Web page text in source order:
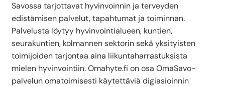
Savossa tarjottavat hyvinvoinnin ja terveyden
edistämisen palvelut, tapahtumat ja toiminnan.
Palvelusta löytyy hyvinvointialueen, kuntien,
seurakuntien, kolmannen sektorin sekä yksityisten
toimijoiden tarjontaa aina liikuntaharrastuksista
mielen hyvinvointiin. Omahyte.fi on osa OmaSavo-
palvelun omatoimisesti käytettäviä digiasioinnin